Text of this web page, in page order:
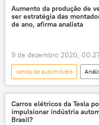
setor automotivo
Notícias do Brasil
Aumento da produção de
ser estratégia das
de ano, afirma analista
9 de dezembro 2020,
venda de automóveis
Notícias
veículos
produção
linha de
demanda
Notícias
Carros elétricos da Tesla
impulsionar indústria
Brasil?